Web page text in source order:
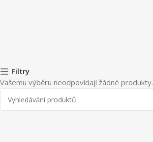
Filtry
Vašemu výběru neodpovídají žádné produkty.